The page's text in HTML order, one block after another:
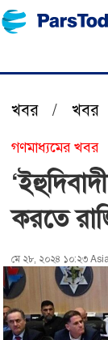
খবর / খবর
গণমাধ্যমের খবর
করতে
মে ২৮, ২০২৪ ১০:২৩